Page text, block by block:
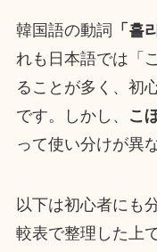
韓国語の動詞 「흘
れも日本語では「
ることが多く、初
です。しかし、
こ
って使い分けが異
以下は初心者にも
較表で整理した上